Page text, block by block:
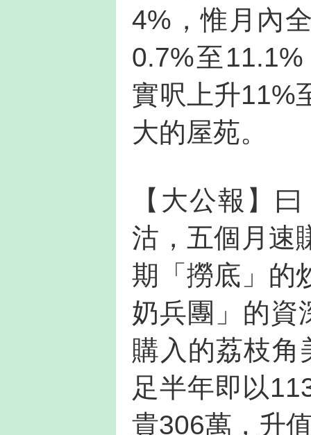
4%，惟月內
0.7%至
實呎上升11%
大的屋苑。
【大公報】
沽，五個月速
期「撈底」的
奶兵團」的資
購入的荔枝角
足半年即以
貴306萬，升